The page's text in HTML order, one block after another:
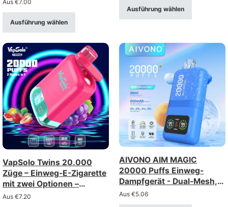
wiederaufladbar über Typ-
C-Anschluss (Stärke: 0–
5%)
Aus €7.00
Ausführung wählen
Ausführung wählen
VapSolo Twins 20.000
Züge – Einweg-E-Zigarette
mit zwei Optionen –
wiederaufladbar mit
Aus €7.20
AIVONO AIM MAGIC
20000 Puffs Einweg-
Dampfgerät - Dual-Mesh,
LCD-Display
Aus €5.06